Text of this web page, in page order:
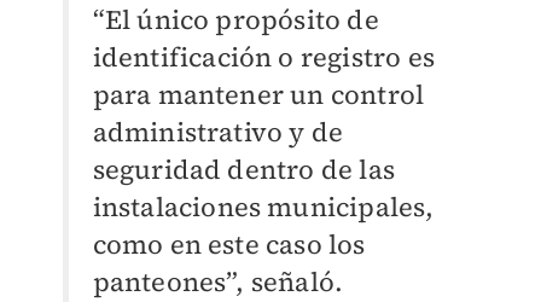
“El único propósito de
identificación o registro es
para mantener un control
administrativo y de
seguridad dentro de las
instalaciones municipales,
como en este caso los
panteones”, señaló.